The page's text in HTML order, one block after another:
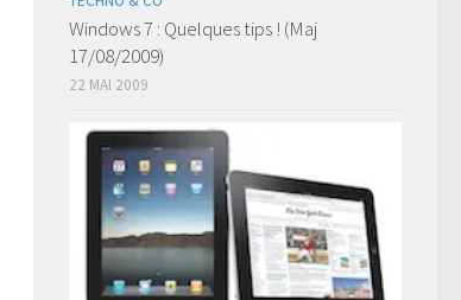
Windows 7 : Quelques tips ! (Maj
17/08/2009)
22 MAI 2009